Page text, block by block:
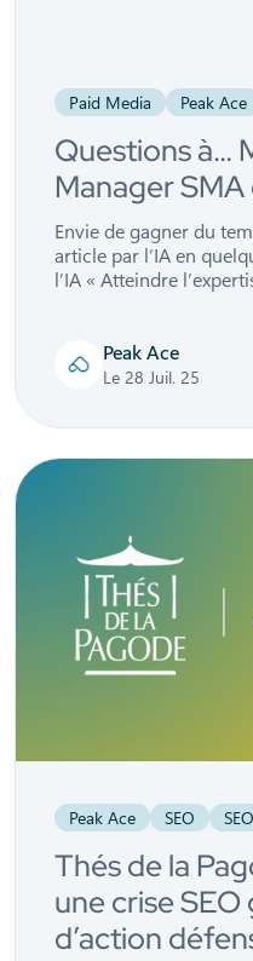
Paid Media Peak Ace
Questions à…
Manager
Envie de gagner du
article par l’IA en
l’IA « Atteindre
Peak Ace
Le 28 Juil. 25
Peak Ace SEO
Thés de la
une crise SEO
d’action